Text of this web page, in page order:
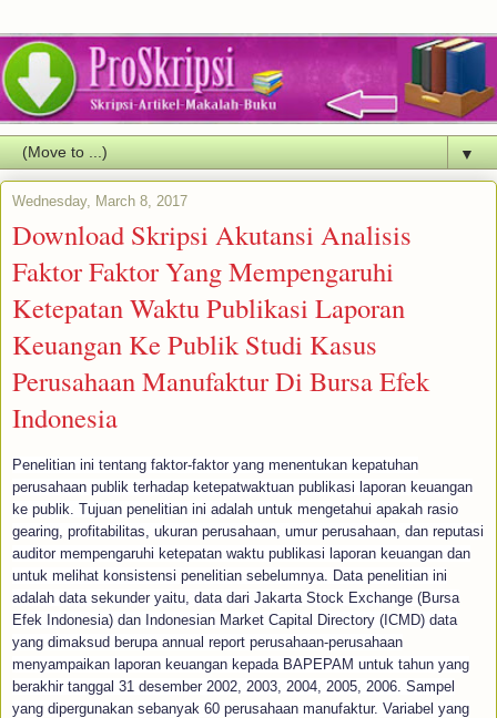
▼
Wednesday, March 8, 2017
Download Skripsi Akutansi Analisis
Faktor Faktor Yang Mempengaruhi
Ketepatan Waktu Publikasi Laporan
Keuangan Ke Publik Studi Kasus
Perusahaan Manufaktur Di Bursa Efek
Indonesia
Penelitian ini tentang faktor-faktor yang menentukan kepatuhan
perusahaan publik terhadap ketepatwaktuan publikasi laporan keuangan
ke publik. Tujuan penelitian ini adalah untuk mengetahui apakah rasio
gearing, profitabilitas, ukuran perusahaan, umur perusahaan, dan reputasi
auditor mempengaruhi ketepatan waktu publikasi laporan keuangan dan
untuk melihat konsistensi penelitian sebelumnya. Data penelitian ini
adalah data sekunder yaitu, data dari Jakarta Stock Exchange (Bursa
Efek Indonesia) dan Indonesian Market Capital Directory (ICMD) data
yang dimaksud berupa annual report perusahaan-perusahaan
menyampaikan laporan keuangan kepada BAPEPAM untuk tahun yang
berakhir tanggal 31 desember 2002, 2003, 2004, 2005, 2006. Sampel
yang dipergunakan sebanyak 60 perusahaan manufaktur. Variabel yang